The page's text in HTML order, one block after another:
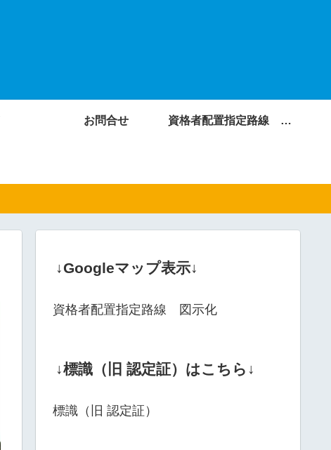
お問合せ 資格者配置指定路線 図示化
↓Googleマップ表示↓
資格者配置指定路線 図示化
↓標識（旧 認定証）はこちら↓
標識（旧 認定証）